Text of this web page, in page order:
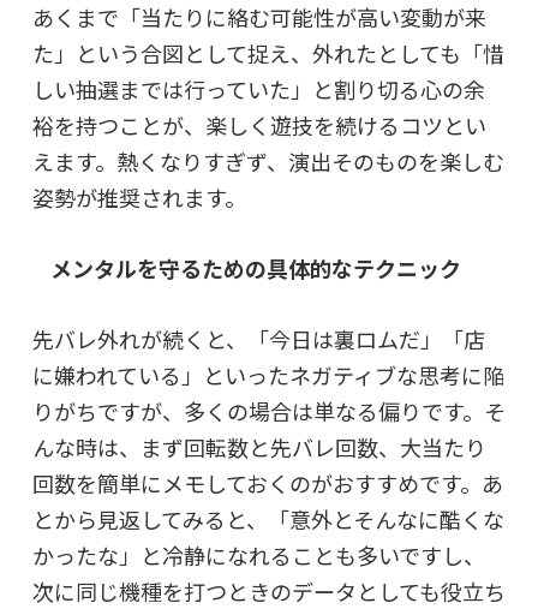
あくまで「当たりに絡む可能性が高い変動が来
た」という合図として捉え、外れたとしても「惜
しい抽選までは行っていた」と割り切る心の余
裕を持つことが、楽しく遊技を続けるコツとい
えます。熱くなりすぎず、演出そのものを楽しむ
姿勢が推奨されます。
メンタルを守るための具体的なテクニック
先バレ外れが続くと、「今日は裏ロムだ」「店
に嫌われている」といったネガティブな思考に陥
りがちですが、多くの場合は単なる偏りです。そ
んな時は、まず回転数と先バレ回数、大当たり
回数を簡単にメモしておくのがおすすめです。あ
とから見返してみると、「意外とそんなに酷くな
かったな」と冷静になれることも多いですし、
次に同じ機種を打つときのデータとしても役立ち